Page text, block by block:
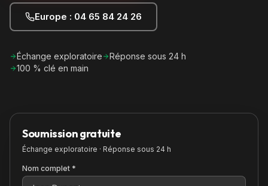
Europe : 04 65 84 24 26
Échange exploratoire
Réponse sous 24 h
100 % clé en main
Soumission gratuite
Échange exploratoire · Réponse sous 24 h
Nom complet *